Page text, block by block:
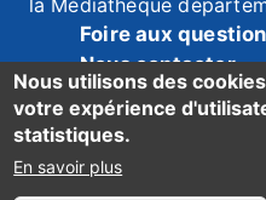
Foire aux
Nous contacter
Mentions légales
Données personnelles
Accessibilité du site :
Nous utilisons des
votre expérience
statistiques.
En savoir plus